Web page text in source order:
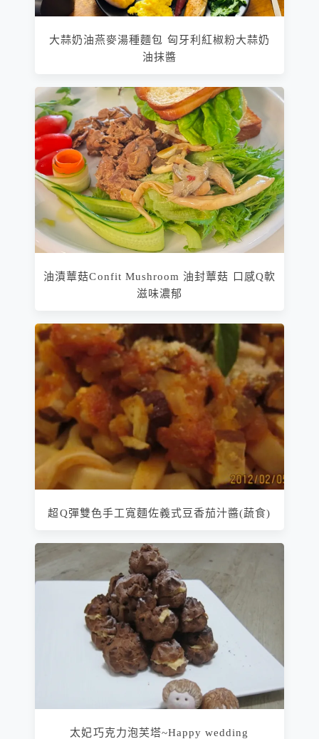
大蒜奶油燕麥湯種麵包 匈牙利紅椒粉大蒜奶
油抹醬
油漬蕈菇Confit Mushroom 油封蕈菇 口感Q軟
滋味濃郁
超Q彈雙色手工寬麵佐義式豆香茄汁醬(蔬食)
太妃巧克力泡芙塔~Happy wedding